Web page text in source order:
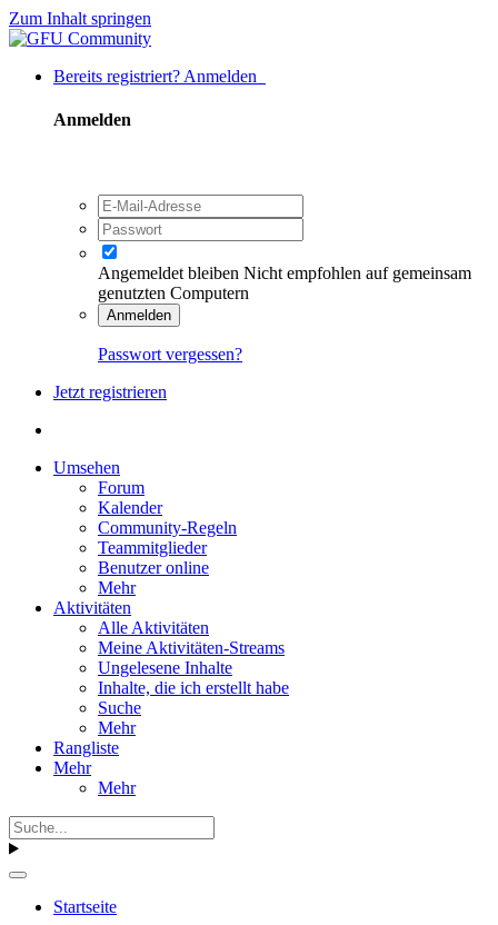
Zum Inhalt springen
Bereits registriert? Anmelden
Anmelden
Angemeldet bleiben Nicht empfohlen auf gemeinsam
genutzten Computern
Anmelden
Passwort vergessen?
Jetzt registrieren
Umsehen
Forum
Kalender
Community-Regeln
Teammitglieder
Benutzer online
Mehr
Aktivitäten
Alle Aktivitäten
Meine Aktivitäten-Streams
Ungelesene Inhalte
Inhalte, die ich erstellt habe
Suche
Mehr
Rangliste
Mehr
Mehr
Startseite